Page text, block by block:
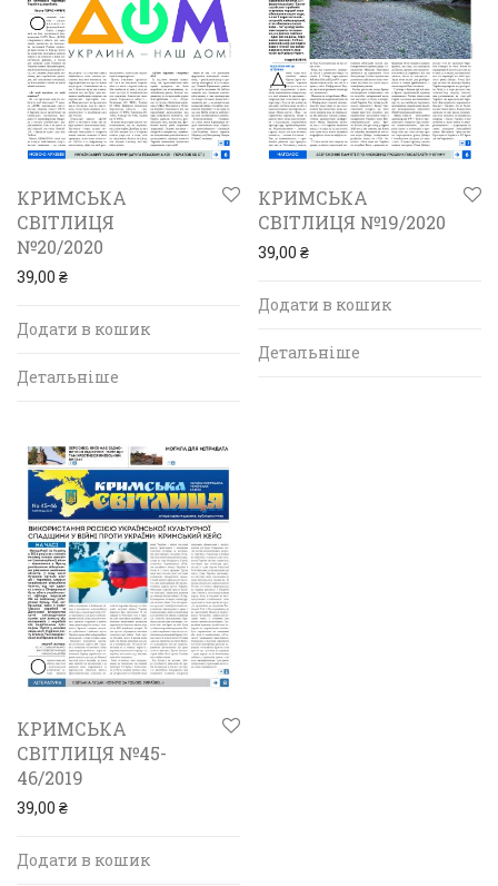
КРИМСЬКА
СВІТЛИЦЯ
№20/2020
39,00 ₴
Додати в кошик
Детальніше
КРИМСЬКА
СВІТЛИЦЯ №19/2020
39,00 ₴
Додати в кошик
Детальніше
КРИМСЬКА
СВІТЛИЦЯ №45-
46/2019
39,00 ₴
Додати в кошик